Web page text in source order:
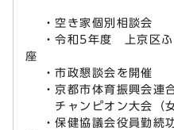
・空き家個別相談会
・令和5年度 上京区ふ
座
・市政懇談会を開催
・京都市体育振興会連
チャンピオン大会（女
・保健協議会役員勤続